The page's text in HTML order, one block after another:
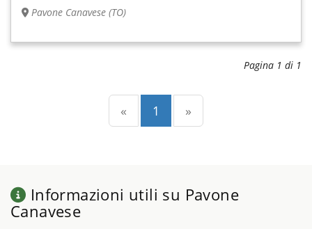
Pavone Canavese (TO)
Pagina 1 di 1
« Precedente
1 (current)
»
Informazioni utili su Pavone
Canavese